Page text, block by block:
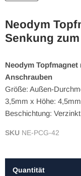
Neodym
Senkung
Neodym
Anschrauben
Größe: Außen-
3,5mm x Höhe: 4,5mm
Beschichtung: Verzinkt
SKU NE-PCG-42
Quantität